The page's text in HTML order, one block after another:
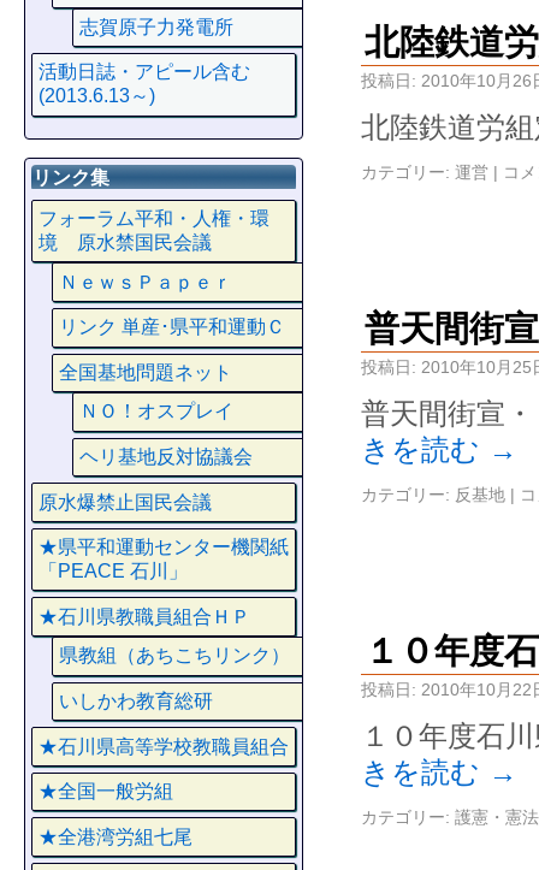
北陸鉄道
投稿日: 2010年10月26
北陸鉄道労
カテゴリー: 運営 | コ
普天間街
投稿日: 2010年10月25
普天間街宣
きを読む →
カテゴリー: 反基地 |
１０年度
投稿日: 2010年10月22
１０年度石
きを読む →
カテゴリー: 護憲・憲
志賀原子力発電所
活動日誌・アピール含む
(2013.6.13～)
リンク集
フォーラム平和・人権・環
境 原水禁国民会議
ＮｅｗｓＰａｐｅｒ
リンク 単産･県平和運動Ｃ
全国基地問題ネット
ＮＯ！オスプレイ
ヘリ基地反対協議会
原水爆禁止国民会議
★県平和運動センター機関紙
「PEACE 石川」
★石川県教職員組合ＨＰ
県教組（あちこちリンク）
いしかわ教育総研
★石川県高等学校教職員組合
★全国一般労組
★全港湾労組七尾